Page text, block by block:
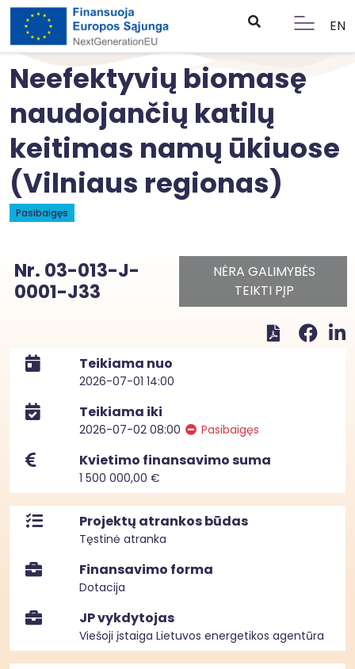
EN
Neefektyvių biomasę
naudojančių katilų
keitimas namų ūkiuose
(Vilniaus regionas)
Pasibaigęs
Nr. 03-013-J-
0001-J33
NĖRA GALIMYBĖS
TEIKTI PĮP
Teikiama nuo
2026-07-01 14:00
Teikiama iki
2026-07-02 08:00 Pasibaigęs
Kvietimo finansavimo suma
1 500 000,00 €
Projektų atrankos būdas
Tęstinė atranka
Finansavimo forma
Dotacija
JP vykdytojas
Viešoji įstaiga Lietuvos energetikos agentūra